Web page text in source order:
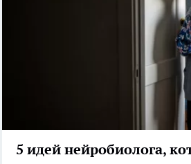
5 идей нейробиолога,